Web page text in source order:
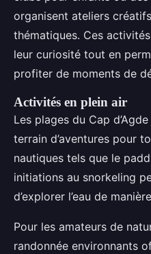
organisent ateliers
thématiques. Ces
leur curiosité tout en
profiter de moments de
Activités en plein air
Les plages du Cap
terrain d’aventures pour
nautiques tels que le
initiations au snorkeling
d’explorer l’eau de
Pour les amateurs de
randonnée environnants